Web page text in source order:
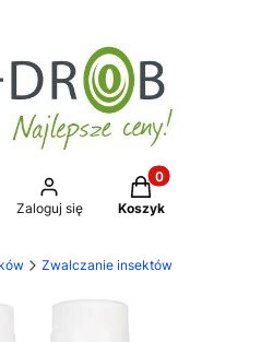
wyszukiwarkę
Zaloguj się
Produkty w
Koszyk
Zwalczanie insektów